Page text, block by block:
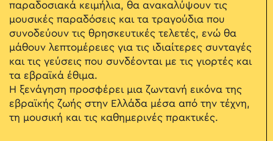
παραδοσιακά κειμήλια, θα ανακαλύψουν τις
μουσικές παραδόσεις και τα τραγούδια που
συνοδεύουν τις θρησκευτικές τελετές, ενώ θα
μάθουν λεπτομέρειες για τις ιδιαίτερες συνταγές
και τις γεύσεις που συνδέονται με τις γιορτές και
τα εβραϊκά έθιμα.
Η ξενάγηση προσφέρει μια ζωντανή εικόνα της
εβραϊκής ζωής στην Ελλάδα μέσα από την τέχνη,
τη μουσική και τις καθημερινές πρακτικές.